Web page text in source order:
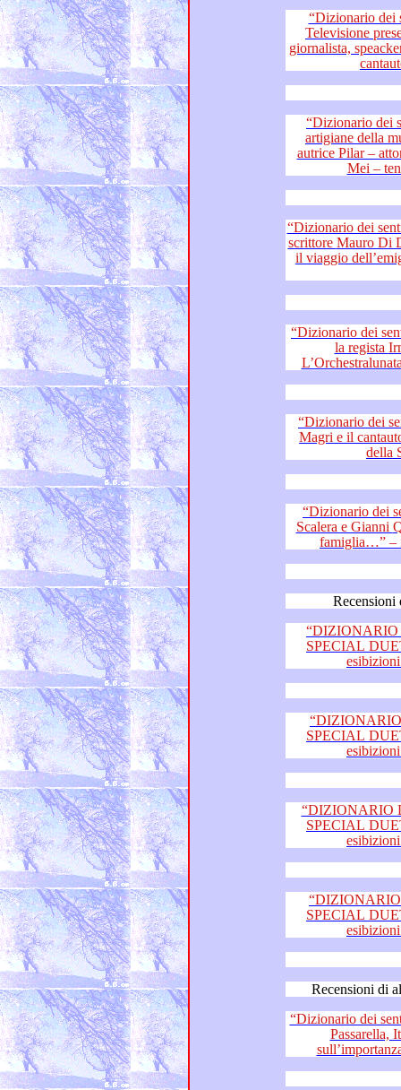
“Dizionario dei
Televisione presentano: il fiume della Musica –
giornalista, speacker
“Dizionario dei
artigiane della musica e del teatro – cantante ed
autrice Pilar – attore,
“Dizionario dei sentimenti”:
scrittore Mauro Di Domenico – la forza della musica:
il viaggio dell’emigrazione e la
“Dizionario dei sentimenti”:
la regista Irma Immacolata Palazzo –
“Dizionario dei
Magri e il cantautore Gianluca Rebuzzi – I talenti
della
“Dizionario dei
Scalera e Gianni Quinto di “Travolti da un’insolita
Recensioni
“DIZIONARIO
SPECIAL
SPECIAL
“DIZIONARIO
SPECIAL
SPECIAL
“Dizionario dei sentimenti”:
Passarella, Italo Mastrolia –